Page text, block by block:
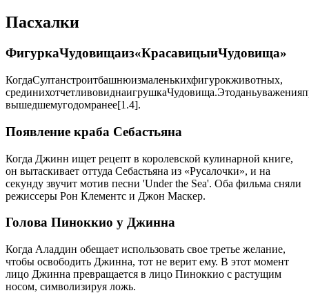
Пасхалки
ФигуркаЧудовищаиз«КрасавицыиЧудовища»
КогдаСултанстроитбашнюизмаленькихфигурокживотных,
вышедшемугодомранее[1.4].
Появление краба Себастьяна
Когда Джинн ищет рецепт в королевской кулинарной книге,
он вытаскивает оттуда Себастьяна из «Русалочки», и на
секунду звучит мотив песни 'Under the Sea'. Оба фильма сняли
режиссеры Рон Клементс и Джон Маскер.
Голова Пиноккио у Джинна
Когда Аладдин обещает использовать свое третье желание,
чтобы освободить Джинна, тот не верит ему. В этот момент
лицо Джинна превращается в лицо Пиноккио с растущим
носом, символизируя ложь.